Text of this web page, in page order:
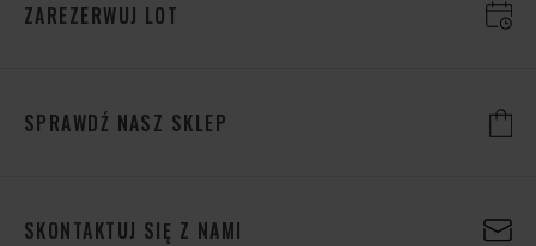
ZAREZERWUJ LOT
SPRAWDŹ NASZ SKLEP
SKONTAKTUJ SIĘ Z NAMI